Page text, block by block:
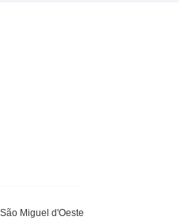
Miguel d'Oeste